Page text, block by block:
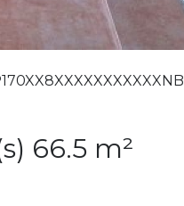
Appartement 3 pièce(s) 2 chambre(s) 66.5 m²